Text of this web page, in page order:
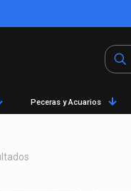
Peceras y Acuarios